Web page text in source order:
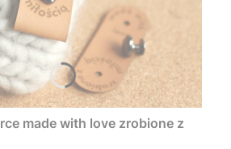
made with love zrobione z